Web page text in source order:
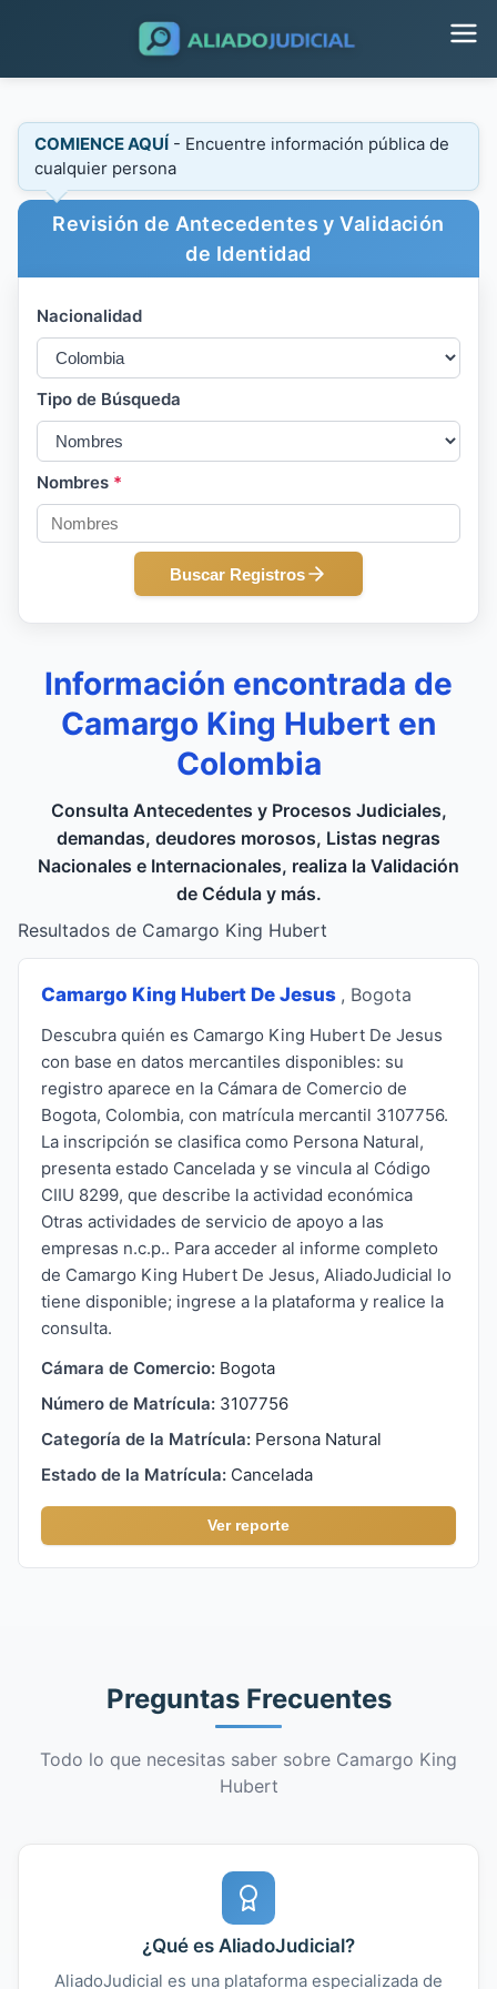
COMIENCE AQUÍ - Encuentre información pública de
cualquier persona
Revisión de Antecedentes y Validación
de Identidad
Nacionalidad
Tipo de Búsqueda
Nombres *
Buscar Registros
Información encontrada de
Camargo King Hubert en
Colombia
Consulta Antecedentes y Procesos Judiciales,
demandas, deudores morosos, Listas negras
Nacionales e Internacionales, realiza la Validación
de Cédula y más.
Resultados de Camargo King Hubert
Camargo King Hubert De Jesus , Bogota
Descubra quién es Camargo King Hubert De Jesus
con base en datos mercantiles disponibles: su
registro aparece en la Cámara de Comercio de
Bogota, Colombia, con matrícula mercantil 3107756.
La inscripción se clasifica como Persona Natural,
presenta estado Cancelada y se vincula al Código
CIIU 8299, que describe la actividad económica
Otras actividades de servicio de apoyo a las
empresas n.c.p.. Para acceder al informe completo
de Camargo King Hubert De Jesus, AliadoJudicial lo
tiene disponible; ingrese a la plataforma y realice la
consulta.
Cámara de Comercio: Bogota
Número de Matrícula: 3107756
Categoría de la Matrícula: Persona Natural
Estado de la Matrícula: Cancelada
Ver reporte
Preguntas Frecuentes
Todo lo que necesitas saber sobre Camargo King
Hubert
¿Qué es AliadoJudicial?
AliadoJudicial es una plataforma especializada de